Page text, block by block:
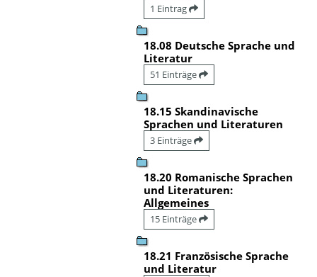
1 Eintrag
18.08 Deutsche Sprache und
Literatur
51 Einträge
18.15 Skandinavische
Sprachen und Literaturen
3 Einträge
18.20 Romanische Sprachen
und Literaturen:
Allgemeines
15 Einträge
18.21 Französische Sprache
und Literatur